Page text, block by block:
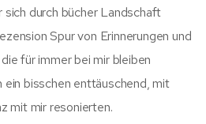
sich durch bücher Landschaft
Spur von Erinnerungen und
für immer bei mir bleiben
ein bisschen enttäuschend, mit
mit mir resonierten.